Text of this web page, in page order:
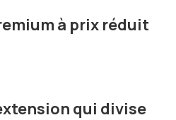
à prix réduit
qui divise